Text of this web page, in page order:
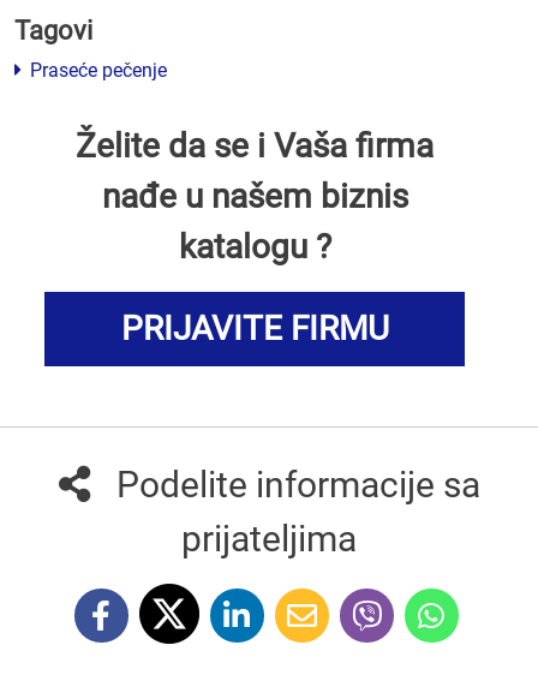
Tagovi
Praseće pečenje
Želite da se i Vaša firma
nađe u našem biznis
katalogu ?
PRIJAVITE FIRMU
Podelite informacije sa
prijateljima